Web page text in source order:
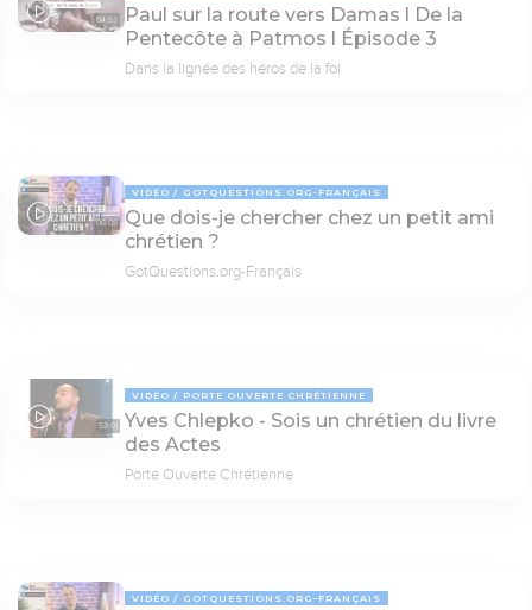
04:53
Paul sur la route vers Damas l De la
Pentecôte à Patmos l Épisode 3
Dans la lignée des héros de la foi
06:08
VIDÉO GOTQUESTIONS.ORG-FRANÇAIS
Que dois-je chercher chez un petit ami
chrétien ?
GotQuestions.org-Français
53:01
VIDÉO PORTE OUVERTE CHRÉTIENNE
Yves Chlepko - Sois un chrétien du livre
des Actes
Porte Ouverte Chrétienne
VIDÉO GOTQUESTIONS.ORG-FRANÇAIS